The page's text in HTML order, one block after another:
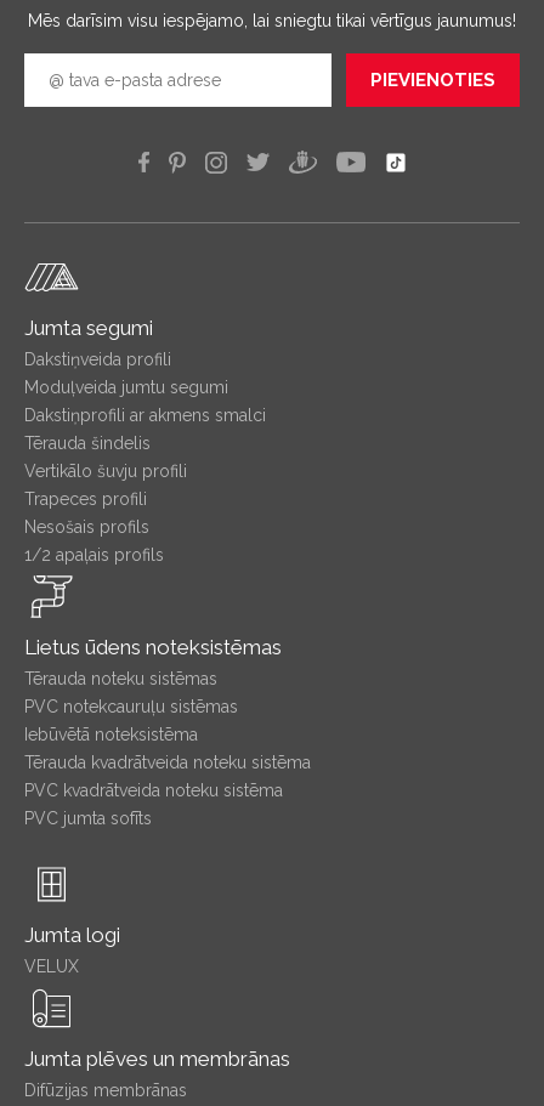
Mēs darīsim visu iespējamo, lai sniegtu tikai vērtīgus jaunumus!
PIEVIENOTIES
Jumta segumi
Dakstiņveida profili
Moduļveida jumtu segumi
Dakstiņprofili ar akmens smalci
Tērauda šindelis
Vertikālo šuvju profili
Trapeces profili
Nesošais profils
1/2 apaļais profils
Lietus ūdens noteksistēmas
Tērauda noteku sistēmas
PVC notekcauruļu sistēmas
Iebūvētā noteksistēma
Tērauda kvadrātveida noteku sistēma
PVC kvadrātveida noteku sistēma
PVC jumta sofīts
Jumta logi
VELUX
Jumta plēves un membrānas
Difūzijas membrānas